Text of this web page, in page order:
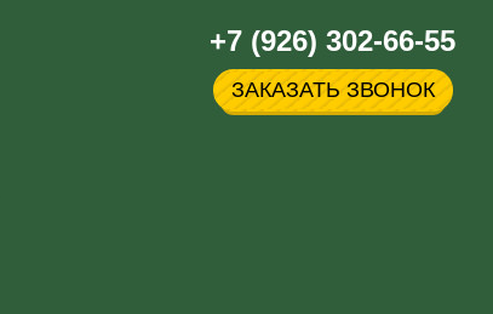
+7 (926) 302-66-55
ЗАКАЗАТЬ ЗВОНОК